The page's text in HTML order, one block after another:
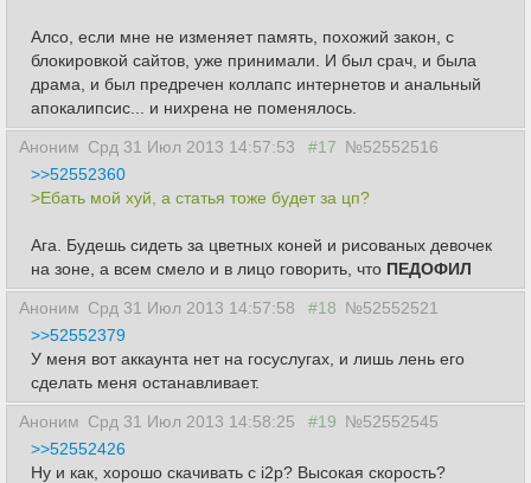
Алсо, если мне не изменяет память, похожий закон, с
блокировкой сайтов, уже принимали. И был срач, и была
драма, и был предречен коллапс интернетов и анальный
апокалипсис... и нихрена не поменялось.
Аноним Срд 31 Июл 2013 14:57:53 #17 №52552516
>>52552360
>Ебать мой хуй, а статья тоже будет за цп?
Ага. Будешь сидеть за цветных коней и рисованых девочек
на зоне, а всем смело и в лицо говорить, что ПЕДОФИЛ
Аноним Срд 31 Июл 2013 14:57:58 #18 №52552521
>>52552379
У меня вот аккаунта нет на госуслугах, и лишь лень его
сделать меня останавливает.
Аноним Срд 31 Июл 2013 14:58:25 #19 №52552545
>>52552426
Ну и как, хорошо скачивать с i2p? Высокая скорость?